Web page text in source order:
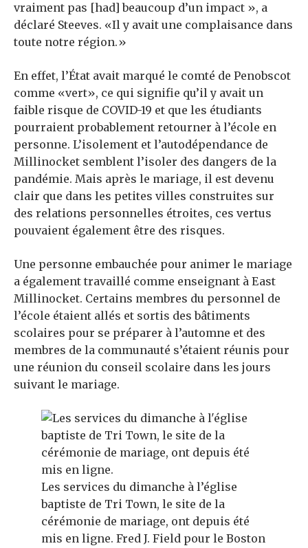
vraiment pas [had] beaucoup d’un impact », a
déclaré Steeves. «Il y avait une complaisance dans
toute notre région.»
En effet, l’État avait marqué le comté de Penobscot
comme «vert», ce qui signifie qu’il y avait un
faible risque de COVID-19 et que les étudiants
pourraient probablement retourner à l’école en
personne. L’isolement et l’autodépendance de
Millinocket semblent l’isoler des dangers de la
pandémie. Mais après le mariage, il est devenu
clair que dans les petites villes construites sur
des relations personnelles étroites, ces vertus
pouvaient également être des risques.
Une personne embauchée pour animer le mariage
a également travaillé comme enseignant à East
Millinocket. Certains membres du personnel de
l’école étaient allés et sortis des bâtiments
scolaires pour se préparer à l’automne et des
membres de la communauté s’étaient réunis pour
une réunion du conseil scolaire dans les jours
suivant le mariage.
Les services du dimanche à l’église
baptiste de Tri Town, le site de la
cérémonie de mariage, ont depuis été
mis en ligne. Fred J. Field pour le Boston